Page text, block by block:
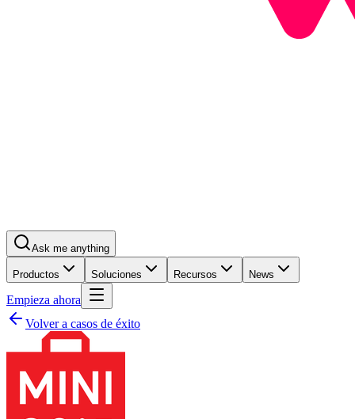
Ask me anything
Productos Soluciones Recursos News
Empieza ahora
Volver a casos de éxito